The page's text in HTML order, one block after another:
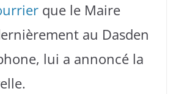
que le Maire
au Dasden
lui a annoncé la